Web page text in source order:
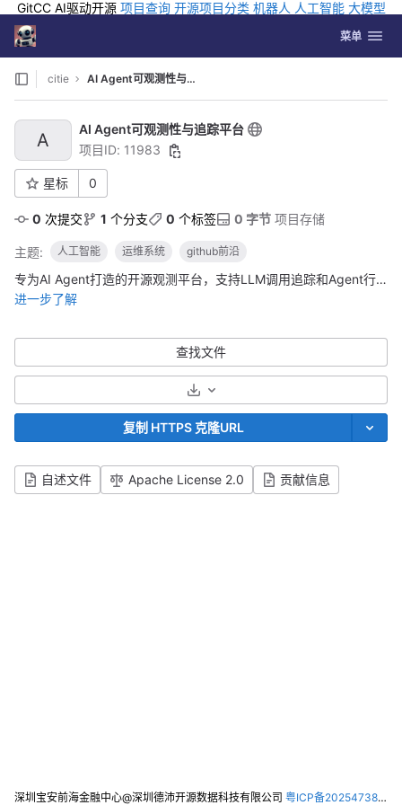
GitCC AI驱动开源 项目查询 开源项目分类 机器人 人工智能 大模型
排行
Skip to content
GitLab 切换导航
菜单
citie AI Agent可观测性与追踪平台
A
AI Agent可观测性与追踪平台
项目ID: 11983
星标 0
0 次提交 1 个分支 0 个标签 0 字节 项目存储
主题: 人工智能 运维系统 github前沿
专为AI Agent打造的开源观测平台，支持LLM调用追踪和Agent行为分析
进一步了解
查找文件
选择下载格式
复制 HTTPS 克隆URL
自述文件 Apache License 2.0 贡献信息
深圳宝安前海金融中心@深圳德沛开源数据科技有限公司 粤ICP备2025473821号-2